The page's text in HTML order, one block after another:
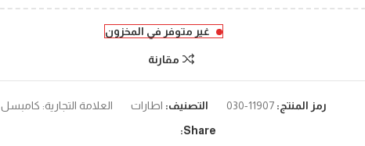
غير متوفر في المخزون
مقارنة
رمز المنتج:11907-030 التصنيف: اطارات العلامة التجارية: كامبسل
Share: